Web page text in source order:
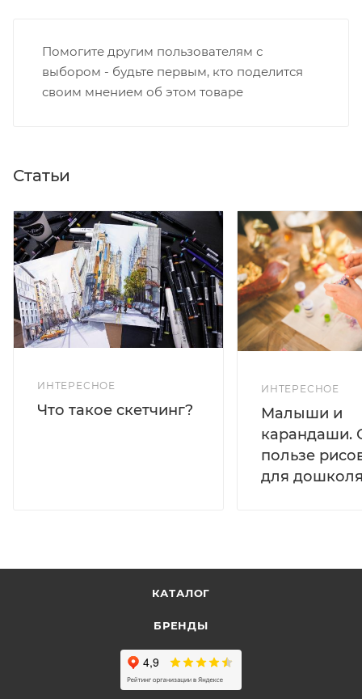
Помогите другим пользователям с
выбором - будьте первым, кто поделится
своим мнением об этом товаре
Статьи
ИНТЕРЕСНОЕ
Что такое скетчинг?
ИНТЕРЕСНОЕ
Малыши и
карандаши.
пользе
для
КАТАЛОГ
БРЕНДЫ